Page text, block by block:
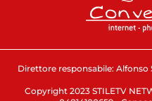
Direttore responsabile: Alfonso
Copyright 2023 STILETV